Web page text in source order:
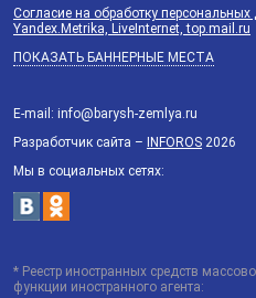
Согласие на обработку
Yandex.Metrika, LiveInternet, top.mail.ru
ПОКАЗАТЬ БАННЕРНЫЕ МЕСТА
E-mail: info@barysh-zemlya.ru
Разработчик сайта – INFOROS 2026
Мы в социальных сетях:
* Реестр иностранных средств
функции иностранного агента: